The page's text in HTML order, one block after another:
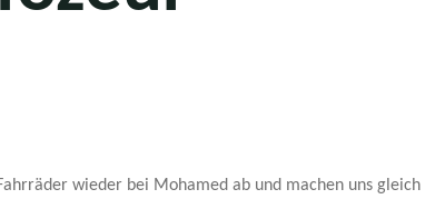
wieder bei Mohamed ab und machen uns gleich